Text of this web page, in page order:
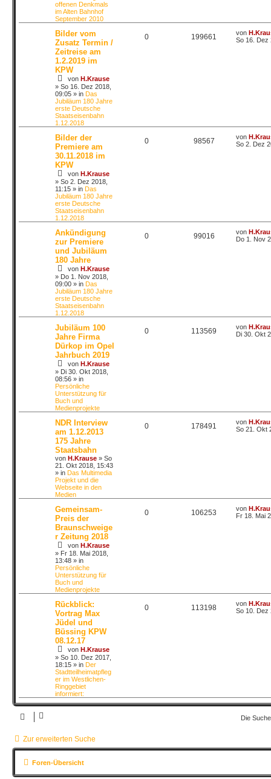
offenen Denkmals
im Alten Bahnhof
September 2010
Bilder vom
Zusatz Termin /
Zeitreise am
1.2.2019 im
KPW
von H.Krause
» So 16. Dez 2018,
09:05 » in Das
Jubiläum 180 Jahre
erste Deutsche
Staatseisenbahn
1.12.2018
0 199661 von
So 16. Dez
Bilder der
Premiere am
30.11.2018 im
KPW
von H.Krause
» So 2. Dez 2018,
11:15 » in Das
Jubiläum 180 Jahre
erste Deutsche
Staatseisenbahn
1.12.2018
0 98567 von
So 2. Dez
Ankündigung
zur Premiere
und Jubiläum
180 Jahre
von H.Krause
» Do 1. Nov 2018,
09:00 » in Das
Jubiläum 180 Jahre
erste Deutsche
Staatseisenbahn
1.12.2018
0 99016 von
Do 1. Nov
Jubiläum 100
Jahre Firma
Dürkop im Opel
Jahrbuch 2019
von H.Krause
» Di 30. Okt 2018,
08:56 » in
Persönliche
Unterstützung für
Buch und
Medienprojekte
0 113569 von
Di 30. Okt
NDR Interview
am 1.12.2013
175 Jahre
Staatsbahn
von H.Krause » So
21. Okt 2018, 15:43
» in Das Multimedia
Projekt und die
Webseite in den
Medien
0 178491 von
So 21. Okt
Gemeinsam-
Preis der
Braunschweige
r Zeitung 2018
von H.Krause
» Fr 18. Mai 2018,
13:48 » in
Persönliche
Unterstützung für
Buch und
Medienprojekte
0 106253 von
Fr 18. Mai
Rückblick:
Vortrag Max
Jüdel und
Büssing KPW
08.12.17
von H.Krause
» So 10. Dez 2017,
18:15 » in Der
Stadtteilheimatpfleg
er im Westlichen-
Ringgebiet
informiert:
0 113198 von
So 10. Dez
Die
Zur erweiterten Suche
Foren-Übersicht